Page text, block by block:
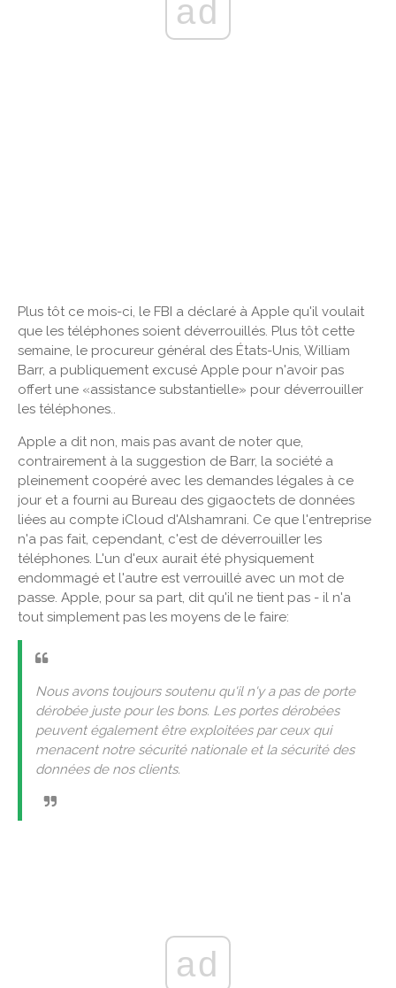
ad
Plus tôt ce mois-ci, le FBI a déclaré à Apple qu'il voulait
que les téléphones soient déverrouillés. Plus tôt cette
semaine, le procureur général des États-Unis, William
Barr, a publiquement excusé Apple pour n'avoir pas
offert une «assistance substantielle» pour déverrouiller
les téléphones..
Apple a dit non, mais pas avant de noter que,
contrairement à la suggestion de Barr, la société a
pleinement coopéré avec les demandes légales à ce
jour et a fourni au Bureau des gigaoctets de données
liées au compte iCloud d'Alshamrani. Ce que l'entreprise
n'a pas fait, cependant, c'est de déverrouiller les
téléphones. L'un d'eux aurait été physiquement
endommagé et l'autre est verrouillé avec un mot de
passe. Apple, pour sa part, dit qu'il ne tient pas - il n'a
tout simplement pas les moyens de le faire:
Nous avons toujours soutenu qu'il n'y a pas de porte
dérobée juste pour les bons. Les portes dérobées
peuvent également être exploitées par ceux qui
menacent notre sécurité nationale et la sécurité des
données de nos clients.
ad